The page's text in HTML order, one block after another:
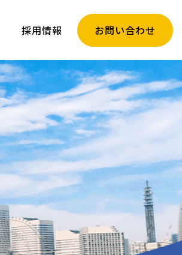
採用情報 お問い合わせ